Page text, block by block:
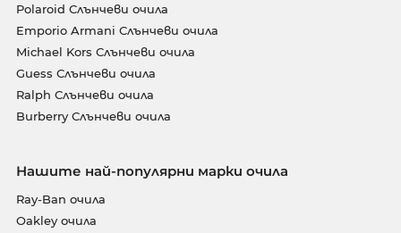
Polaroid Слънчеви очила
Emporio Armani Слънчеви очила
Michael Kors Слънчеви очила
Guess Слънчеви очила
Ralph Слънчеви очила
Burberry Слънчеви очила
Нашите най-популярни марки очила
Ray-Ban очила
Oakley очила